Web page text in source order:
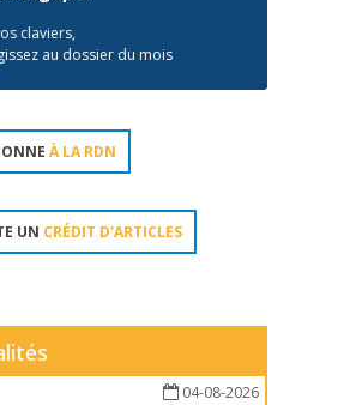
claviers,
au dossier du mois
À LA RDN
UN CRÉDIT D'ARTICLES
04-08-2026